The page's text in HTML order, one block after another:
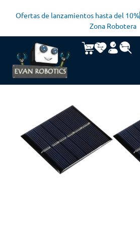
Ofertas de lanzamientos hasta del 10%
Zona Robotera